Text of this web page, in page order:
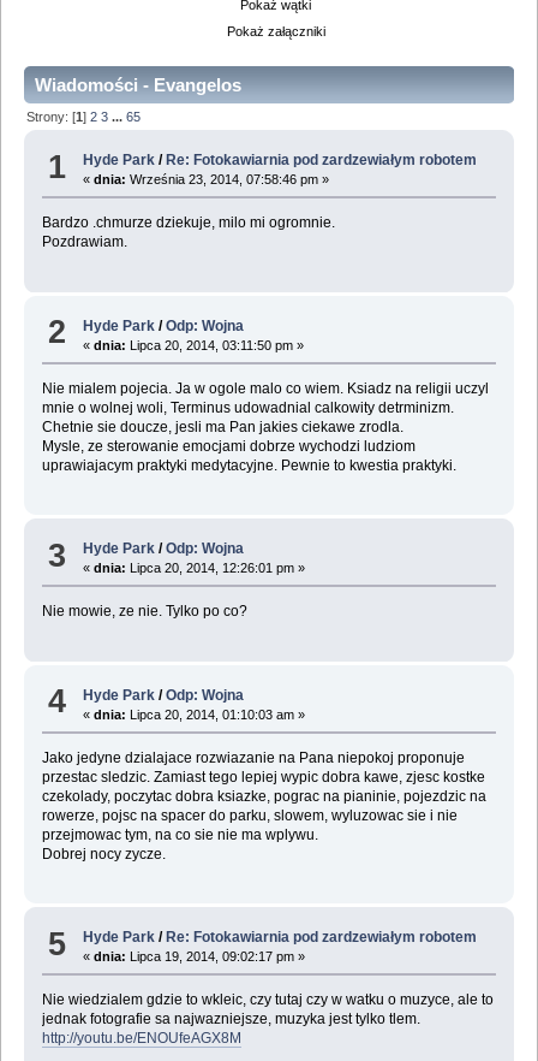
Pokaż wątki
Pokaż załączniki
Wiadomości - Evangelos
Strony: [1]2 3 ...65
1 Hyde Park / Re: Fotokawiarnia pod zardzewiałym robotem
«dnia: Września 23, 2014, 07:58:46 pm »
Bardzo .chmurze dziekuje, milo mi ogromnie.
Pozdrawiam.
2 Hyde Park /Odp: Wojna
«dnia: Lipca 20, 2014, 03:11:50 pm »
Nie mialem pojecia. Ja w ogole malo co wiem. Ksiadz na religii uczyl
mnie o wolnej woli, Terminus udowadnial calkowity detrminizm.
Chetnie sie doucze, jesli ma Pan jakies ciekawe zrodla.
Mysle, ze sterowanie emocjami dobrze wychodzi ludziom
uprawiajacym praktyki medytacyjne. Pewnie to kwestia praktyki.
3 Hyde Park /Odp: Wojna
«dnia: Lipca 20, 2014, 12:26:01 pm »
Nie mowie, ze nie. Tylko po co?
4 Hyde Park /Odp: Wojna
«dnia: Lipca 20, 2014, 01:10:03 am »
Jako jedyne dzialajace rozwiazanie na Pana niepokoj proponuje
przestac sledzic. Zamiast tego lepiej wypic dobra kawe, zjesc kostke
czekolady, poczytac dobra ksiazke, pograc na pianinie, pojezdzic na
rowerze, pojsc na spacer do parku, slowem, wyluzowac sie i nie
przejmowac tym, na co sie nie ma wplywu.
Dobrej nocy zycze.
5 Hyde Park / Re: Fotokawiarnia pod zardzewiałym robotem
«dnia: Lipca 19, 2014, 09:02:17 pm »
Nie wiedzialem gdzie to wkleic, czy tutaj czy w watku o muzyce, ale to
jednak fotografie sa najwazniejsze, muzyka jest tylko tlem.
http://youtu.be/ENOUfeAGX8M